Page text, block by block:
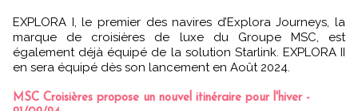
EXPLORA I, le premier des navires d’Explora Journeys, la
marque de croisières de luxe du Groupe MSC, est
également déjà équipé de la solution Starlink. EXPLORA II
en sera équipé dès son lancement en Août 2024.
MSC Croisières propose un nouvel itinéraire pour l'hiver -